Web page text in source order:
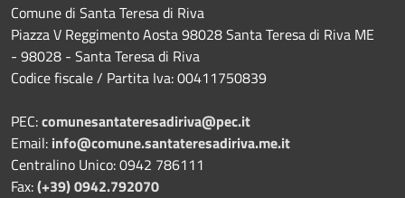
Comune di Santa Teresa di Riva
Piazza V Reggimento Aosta 98028 Santa Teresa di Riva ME
- 98028 - Santa Teresa di Riva
Codice fiscale / Partita Iva: 00411750839
PEC:comunesantateresadiriva@pec.it
Email: info@comune.santateresadiriva.me.it
Centralino Unico: 0942 786111
Fax:(+39) 0942.792070